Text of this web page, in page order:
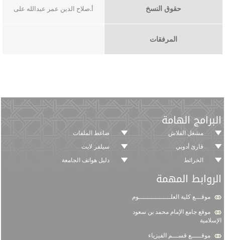
حقوق النسخ أ.صلاح الدين عمر عبدالله على
المرفقات
البرامج الهامة
مشغل الفلاش
ضاغط الملفات
قارئ أدوبي
سيلفر لايت
الخرائط
دليل هواتف الجامعة
الروابط المهمة
موقـــع كلية العلــــــــــــــــوم
موقع جامع الإمام محمد بن سعود
الإسلامية
موقـــــع قســـم الفيزياء